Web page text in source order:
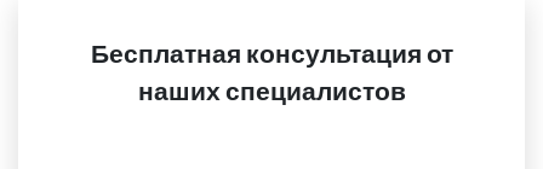
Бесплатная консультация от
наших специалистов